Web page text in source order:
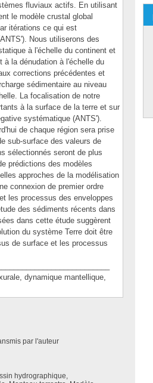
fluviaux actifs. En utilisant
le modèle crustal global
itérations ce qui est
Nous utiliserons des
à l'échelle du continent et
à la dénudation à l'échelle du
corrections précédentes et
sédimentaire au niveau
La focalisation de notre
à la surface de la terre et sur
systématique (ANTS').
de chaque région sera prise
sub-surface des valeurs de
sélectionnés seront de plus
prédictions des modèles
approches de la modélisation
connexion de premier ordre
les processus des enveloppes
des sédiments récents dans
dans cette étude suggèrent
du système Terre doit être
de surface et les processus
dynamique mantellique,
par l'auteur
hydrographique,